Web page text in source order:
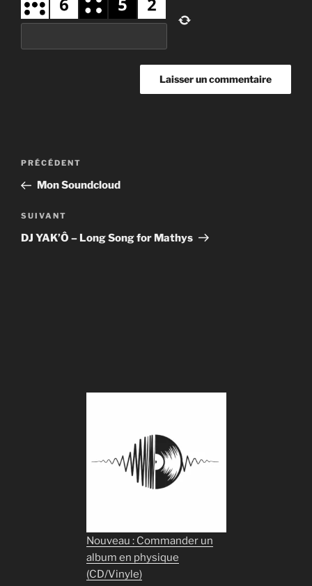
Navigation
l’article
Article
précédent
PRÉCÉDENT
Mon Soundcloud
Article
suivant
SUIVANT
DJ YAK’Ô – Long Song for Mathys
Nouveau : Commander un
album en physique
(CD/Vinyle)